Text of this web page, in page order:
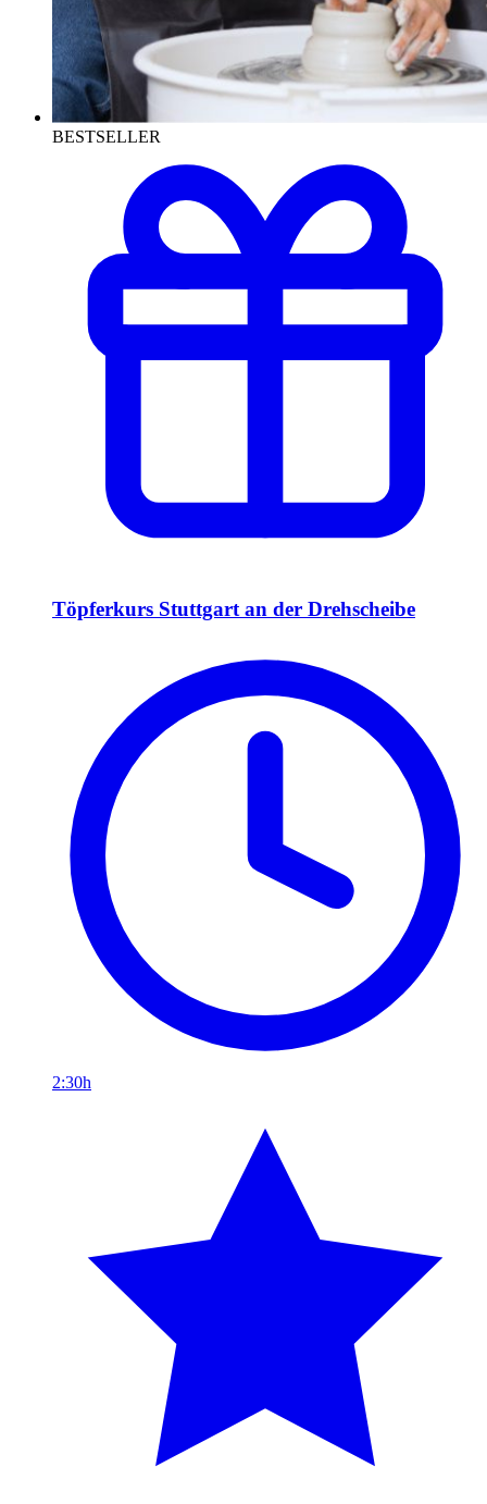
BESTSELLER
Töpferkurs Stuttgart an der Drehscheibe
2:30h